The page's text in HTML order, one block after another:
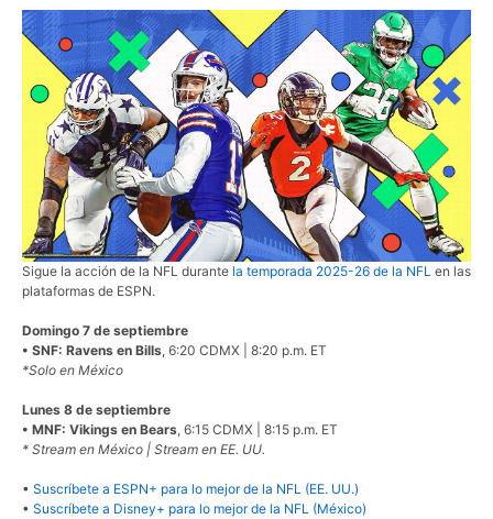
Sigue la acción de la NFL durante la temporada 2025-26 de la NFL en las
plataformas de ESPN.
Domingo 7 de septiembre
• SNF: Ravens en Bills, 6:20 CDMX | 8:20 p.m. ET
*Solo en México
Lunes 8 de septiembre
• MNF: Vikings en Bears, 6:15 CDMX | 8:15 p.m. ET
* Stream en México | Stream en EE. UU.
• Suscríbete a ESPN+ para lo mejor de la NFL (EE. UU.)
• Suscríbete a Disney+ para lo mejor de la NFL (México)